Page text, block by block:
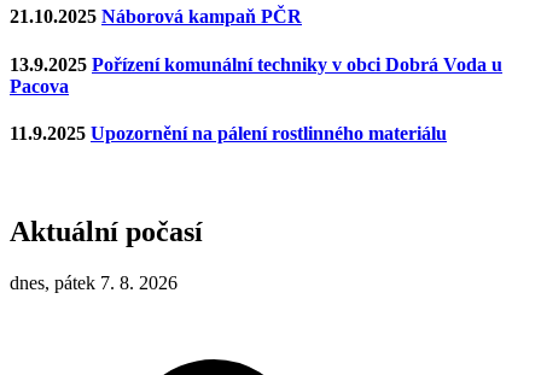
21.10.2025 Náborová kampaň PČR
13.9.2025 Pořízení komunální techniky v obci Dobrá Voda u
Pacova
11.9.2025 Upozornění na pálení rostlinného materiálu
Aktuální počasí
dnes, pátek 7. 8. 2026